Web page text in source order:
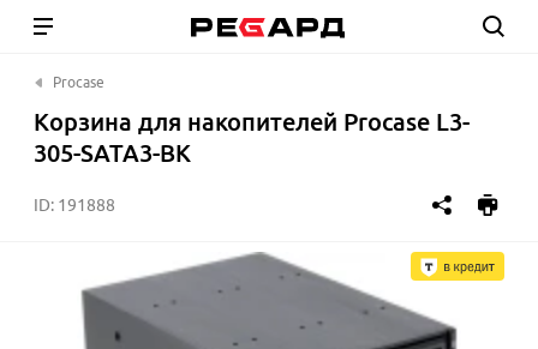
Procase
Корзина для накопителей Procase L3-
305-SATA3-BK
ID: 191888